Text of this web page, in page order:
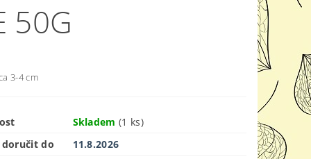
50G
3-4 cm
Skladem(1 ks)
doručit do
11.8.2026